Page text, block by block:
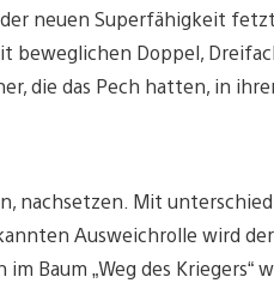
neuen Superfähigkeit
beweglichen Doppel,
die das Pech hatten, in
nachsetzen. Mit
Ausweichrolle wird
Baum „Weg des Kriegers“